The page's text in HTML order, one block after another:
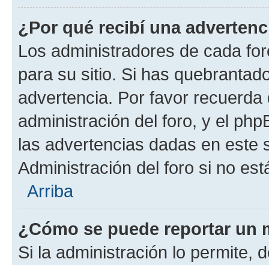
¿Por qué recibí una
Los administradores de cada
para su sitio. Si has
advertencia. Por favor
administración del foro, y el
las advertencias dadas en este
Administración del foro si no
Arriba
¿Cómo se puede reportar un
Si la administración lo permite,